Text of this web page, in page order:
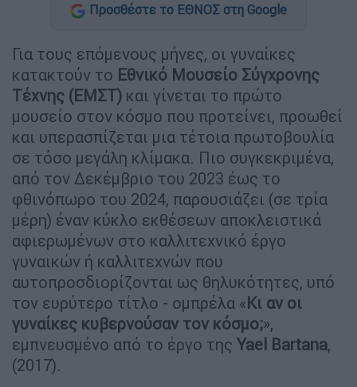
Προσθέστε το ΕΘΝΟΣ στη Google
Για τους επόμενους μήνες, οι γυναίκες
κατακτούν το Εθνικό Μουσείο Σύγχρονης
Τέχνης (ΕΜΣΤ) και γίνεται το πρώτο
μουσείο στον κόσμο που προτείνει, προωθεί
και υπερασπίζεται μια τέτοια πρωτοβουλία
σε τόσο μεγάλη κλίμακα. Πιο συγκεκριμένα,
από τον Δεκέμβριο του 2023 έως το
φθινόπωρο του 2024, παρουσιάζει (σε τρία
μέρη) έναν κύκλο εκθέσεων αποκλειστικά
αφιερωμένων στο καλλιτεχνικό έργο
γυναικών ή καλλιτεχνών που
αυτοπροσδιορίζονται ως θηλυκότητες, υπό
τον ευρύτερο τίτλο - ομπρέλα «Κι αν οι
γυναίκες κυβερνούσαν τον κόσμο;»,
εμπνευσμένο από το έργο της Yael Bartana,
(2017).